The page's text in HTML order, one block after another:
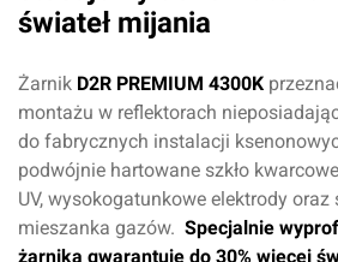
świateł mijania
Żarnik D2R PREMIUM 4300K
montażu w reflektorach
do fabrycznych instalacji
podwójnie hartowane szkło
UV, wysokogatunkowe elektrody oraz
mieszanka gazów. Specjalnie
żarnika gwarantuje do 30% więcej